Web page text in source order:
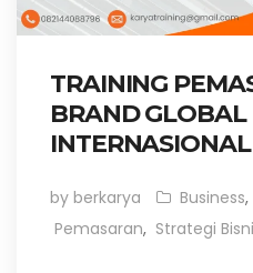
TRAINING
BRAND GLOBAL
INTERNASIONAL
by berkarya Business,
Pemasaran, Strategi